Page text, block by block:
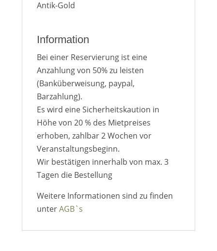
Antik-Gold
Information
Bei einer Reservierung ist eine
Anzahlung von 50% zu leisten
(Banküberweisung, paypal,
Barzahlung).
Es wird eine Sicherheitskaution in
Höhe von 20 % des Mietpreises
erhoben, zahlbar 2 Wochen vor
Veranstaltungsbeginn.
Wir bestätigen innerhalb von max. 3
Tagen die Bestellung
Weitere Informationen sind zu finden
unterAGB`s